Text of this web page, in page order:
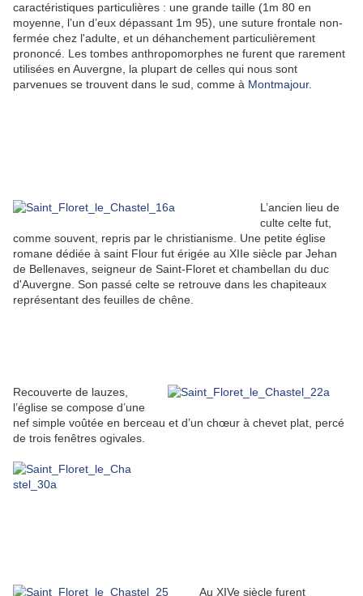
caractéristiques particulières : une grande taille (1m 80 en
moyenne, l’un d’eux dépassant 1m 95), une suture frontale non-
fermée chez l'adulte, et un déhanchement particulièrement
prononcé. Les tombes anthropomorphes ne furent que rarement
utilisées en Auvergne, la plupart de celles qui nous sont
parvenues se trouvent dans le sud, comme à Montmajour.
L’ancien lieu de
culte celte fut,
comme souvent, repris par le christianisme. Une petite église
romane dédiée à saint Flour fut érigée au XIIe siècle par Jehan
de Bellenaves, seigneur de Saint-Floret et chambellan du duc
d'Auvergne. Son passé celte se retrouve dans les chapiteaux
représentant des feuilles de chêne.
Recouverte de lauzes,
l’église se compose d’une
nef simple voûtée en berceau et d’un chœur à chevet plat, percé
de trois fenêtres ogivales.
Au XIVe siècle furent